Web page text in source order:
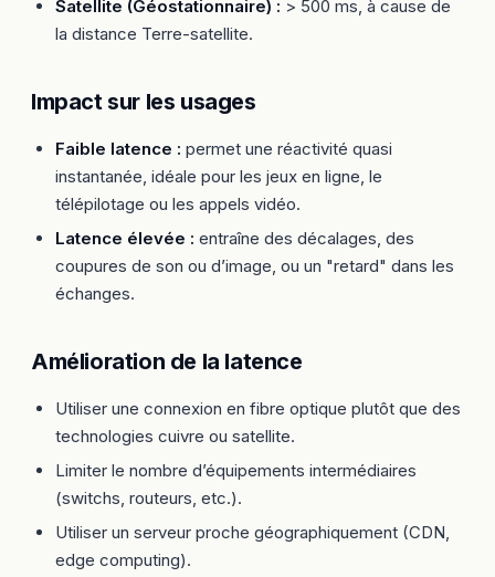
Satellite (Géostationnaire) : > 500 ms, à cause de
la distance Terre-satellite.
Impact sur les usages
Faible latence : permet une réactivité quasi
instantanée, idéale pour les jeux en ligne, le
télépilotage ou les appels vidéo.
Latence élevée : entraîne des décalages, des
coupures de son ou d’image, ou un "retard" dans les
échanges.
Amélioration de la latence
Utiliser une connexion en fibre optique plutôt que des
technologies cuivre ou satellite.
Limiter le nombre d’équipements intermédiaires
(switchs, routeurs, etc.).
Utiliser un serveur proche géographiquement (CDN,
edge computing).